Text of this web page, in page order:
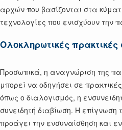
αρχών που βασίζονται στα
τεχνολογίες που ενισχύουν την
Ολοκληρωτικές
Προσωπικά, η αναγνώριση της
μπορεί να οδηγήσει σε
όπως ο διαλογισμός, η
συνειδητή διαβίωση. Η
προάγει την ενσυναίσθηση και